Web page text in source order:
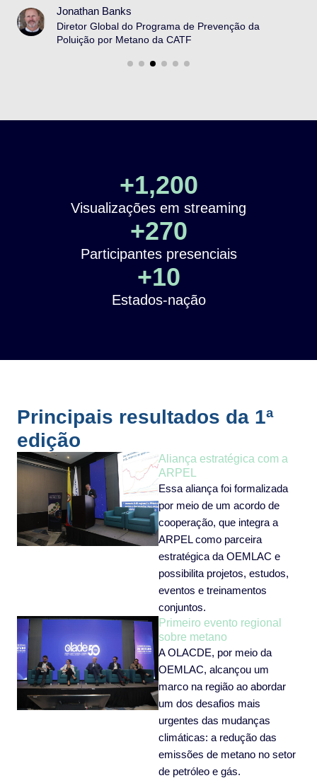
Jonathan Banks
Diretor Global do Programa de Prevenção da
Poluição por Metano da CATF
Visualizações em streaming
+1,200
Participantes presenciais
+270
Estados-nação
+10
Principais resultados da 1ª
edição
Aliança estratégica com a
ARPEL
Essa aliança foi formalizada
por meio de um acordo de
cooperação, que integra a
ARPEL como parceira
estratégica da OEMLAC e
possibilita projetos, estudos,
eventos e treinamentos
conjuntos.
Primeiro evento regional
sobre metano
A OLACDE, por meio da
OEMLAC, alcançou um
marco na região ao abordar
um dos desafios mais
urgentes das mudanças
climáticas: a redução das
emissões de metano no setor
de petróleo e gás.